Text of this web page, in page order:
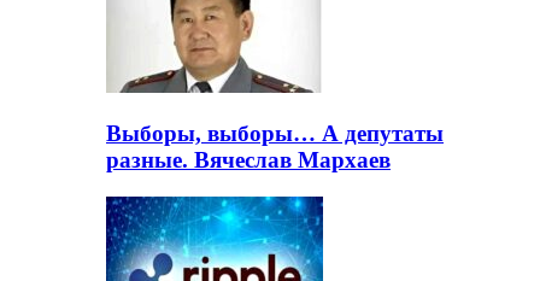
Выборы, выборы… А депутаты
разные. Вячеслав Мархаев